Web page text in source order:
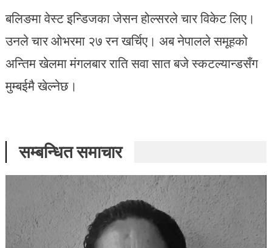
बलिङमा वेस्ट इन्डिजका जेसन होल्सरले चार विकेट लिए।
उनले चार ओभरमा २७ रन खर्चिए। अब नेपालले समूहको
अन्तिम खेलमा मंगलबार राति सवा सात बजे स्कटल्यान्डसँग
मुम्बईमै खेल्नेछ।
सम्बन्धित समाचार